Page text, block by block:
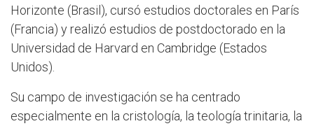
Horizonte (Brasil), cursó estudios doctorales en París
(Francia) y realizó estudios de postdoctorado en la
Universidad de Harvard en Cambridge (Estados
Unidos).
Su campo de investigación se ha centrado
especialmente en la cristología, la teología trinitaria, la